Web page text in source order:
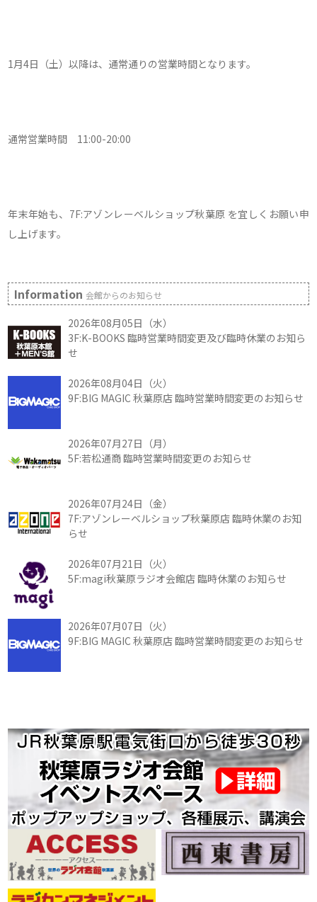
1月4日（土）以降は、通常通りの営業時間となります。
通常営業時間 11:00-20:00
年末年始も、7F:アゾンレーベルショップ秋葉原 を宜しくお願い申
し上げます。
Information会館からのお知らせ
2026年08月05日（水）
3F:K-BOOKS 臨時営業時間変更及び臨時休業のお知ら
せ
2026年08月04日（火）
9F:BIG MAGIC 秋葉原店 臨時営業時間変更のお知らせ
2026年07月27日（月）
5F:若松通商 臨時営業時間変更のお知らせ
2026年07月24日（金）
7F:アゾンレーベルショップ秋葉原店 臨時休業のお知
らせ
2026年07月21日（火）
5F:magi秋葉原ラジオ会館店 臨時休業のお知らせ
2026年07月07日（火）
9F:BIG MAGIC 秋葉原店 臨時営業時間変更のお知らせ